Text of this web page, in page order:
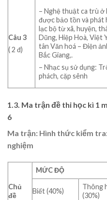
Câu 3
( 2 đ)
– Nghệ thuật ca trù ở
được bảo tồn và phát
lạc bộ từ xã, huyện,
Dũng, Hiệp Hoà, Việt
tân Văn hoá – Điện
Bắc Giang,.
– Nhạc sụ sử dụng:
phách, cặp sênh
1.3. Ma trận đề thi học kì 1
6
Ma trận: Hình thức kiểm
nghiệm
Chủ
đề
MỨC ĐỘ
Biết (40%)
Thông
(30%)